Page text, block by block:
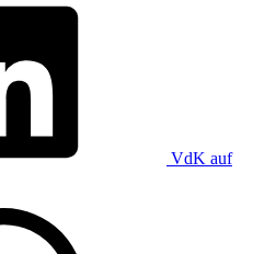
VdK auf